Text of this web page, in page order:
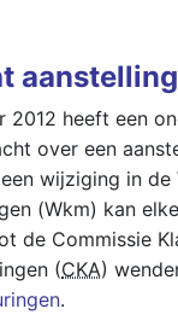
2012 heeft een
over een
wijziging in de
(Wkm) kan
de Commissie
(CKA)
.